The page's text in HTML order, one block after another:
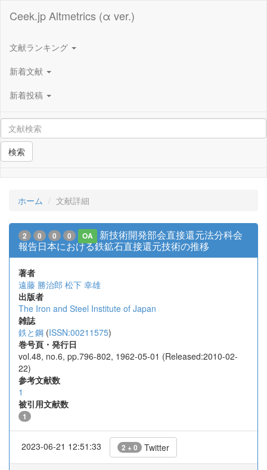
Ceek.jp Altmetrics (α ver.)
文献ランキング
新着文献
新着投稿
検索
ホーム 文献詳細
2 0 0 0 OA
新技術開発部会直接還元法分科会
報告日本における鉄鉱石直接還元技術の推移
著者
遠藤 勝治郎 松下 幸雄
出版者
The Iron and Steel Institute of Japan
雑誌
鉄と鋼 (ISSN:00211575)
巻号頁・発行日
vol.48, no.6, pp.796-802, 1962-05-01 (Released:2010-02-
22)
参考文献数
1
被引用文献数
1
2023-06-21 12:51:33 2 + 0 Twitter